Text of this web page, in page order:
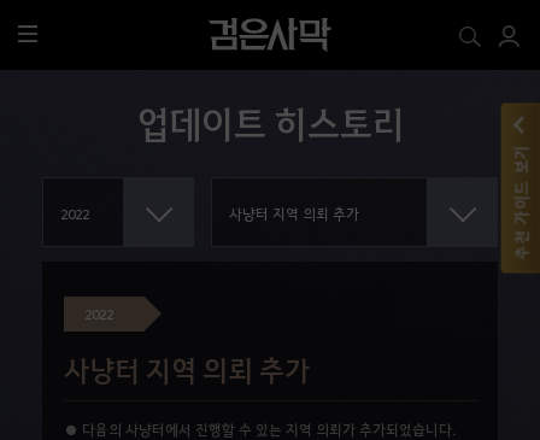
전
체
업데이트 히스토리
2022
사냥터 지역 의뢰 추가
● 다음의 사냥터에서 진행할 수 있는 지역 의뢰가 추가되었습니다.
추천 가이드 보기